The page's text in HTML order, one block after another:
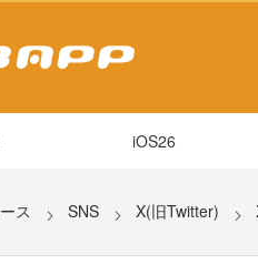
iOS26
ス SNS X(旧Twitter)